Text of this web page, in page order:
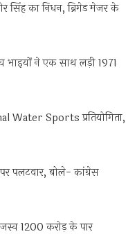
सिंह का निधन, ब्रिगेड मेजर के
भाइयों ने एक साथ लड़ी 1971
Water Sports प्रतियोगिता,
पलटवार, बोले- कांग्रेस
1200 करोड़ के पार